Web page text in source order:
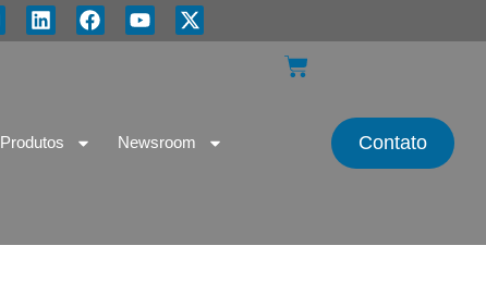
Produtos Newsroom Contato